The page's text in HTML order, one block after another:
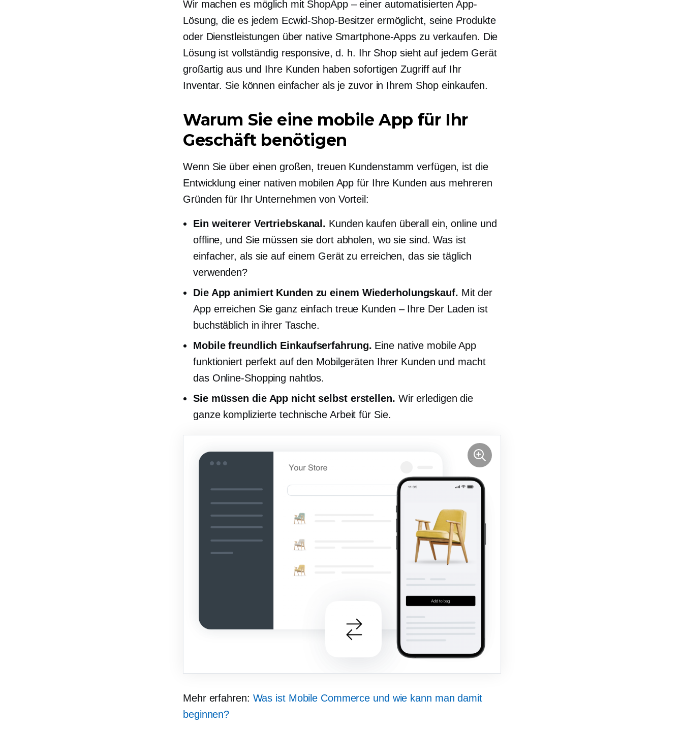
Wir machen es möglich mit ShopApp – einer automatisierten App-
Lösung, die es jedem Ecwid-Shop-Besitzer ermöglicht, seine Produkte
oder Dienstleistungen über native Smartphone-Apps zu verkaufen. Die
Lösung ist vollständig responsive, d. h. Ihr Shop sieht auf jedem Gerät
großartig aus und Ihre Kunden haben sofortigen Zugriff auf Ihr
Inventar. Sie können einfacher als je zuvor in Ihrem Shop einkaufen.
Warum Sie eine mobile App für Ihr
Geschäft benötigen
Wenn Sie über einen großen, treuen Kundenstamm verfügen, ist die
Entwicklung einer nativen mobilen App für Ihre Kunden aus mehreren
Gründen für Ihr Unternehmen von Vorteil:
Ein weiterer Vertriebskanal. Kunden kaufen überall ein, online und
offline, und Sie müssen sie dort abholen, wo sie sind. Was ist
einfacher, als sie auf einem Gerät zu erreichen, das sie täglich
verwenden?
Die App animiert Kunden zu einem Wiederholungskauf. Mit der
App erreichen Sie ganz einfach treue Kunden – Ihre Der Laden ist
buchstäblich in ihrer Tasche.
Mobile freundlich Einkaufserfahrung. Eine native mobile App
funktioniert perfekt auf den Mobilgeräten Ihrer Kunden und macht
das Online-Shopping nahtlos.
Sie müssen die App nicht selbst erstellen. Wir erledigen die
ganze komplizierte technische Arbeit für Sie.
Mehr erfahren: Was ist Mobile Commerce und wie kann man damit
beginnen?